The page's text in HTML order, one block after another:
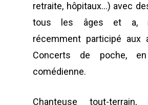
retraite, hôpitaux…) avec
tous les âges et a,
récemment participé aux
Concerts de poche,
comédienne.
Chanteuse tout-